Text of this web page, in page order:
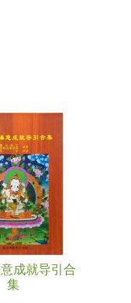
成就导引合
集